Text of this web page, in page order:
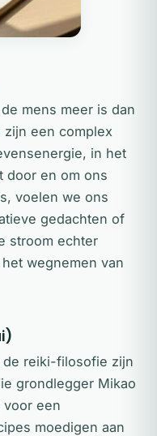
mens meer is dan
een complex
in het
door en om ons
voelen we ons
gedachten of
stroom echter
wegnemen van
de reiki-filosofie zijn
grondlegger Mikao
voor een
moedigen aan